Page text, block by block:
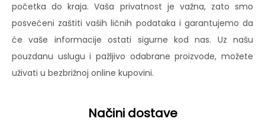
početka do kraja. Vaša privatnost je važna, zato smo
posvećeni zaštiti vaših ličnih podataka i garantujemo da
će vaše informacije ostati sigurne kod nas. Uz našu
pouzdanu uslugu i pažljivo odabrane proizvode, možete
uživati u bezbrižnoj online kupovini.
Načini dostave